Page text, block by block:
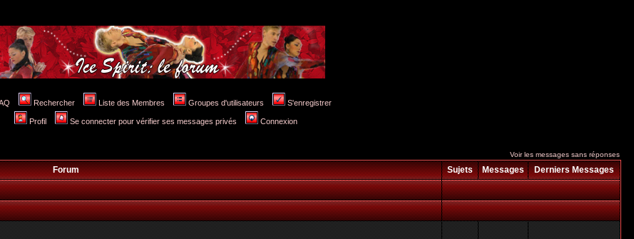
Rechercher Liste des Membres Groupes d'utilisateurs S'enregistrer
Profil Se connecter pour vérifier ses messages privés Connexion
Voir les messages sans réponses
Forum Sujets Messages Derniers Messages